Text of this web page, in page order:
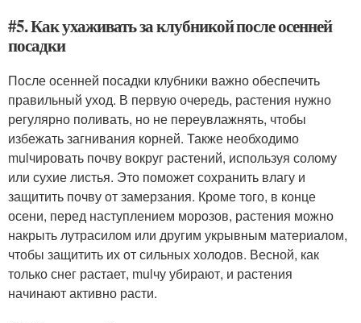
#5. Как ухаживать за клубникой после осенней
посадки
После осенней посадки клубники важно обеспечить
правильный уход. В первую очередь, растения нужно
регулярно поливать, но не переувлажнять, чтобы
избежать загнивания корней. Также необходимо
mulчировать почву вокруг растений, используя солому
или сухие листья. Это поможет сохранить влагу и
защитить почву от замерзания. Кроме того, в конце
осени, перед наступлением морозов, растения можно
накрыть лутрасилом или другим укрывным материалом,
чтобы защитить их от сильных холодов. Весной, как
только снег растает, mulчу убирают, и растения
начинают активно расти.